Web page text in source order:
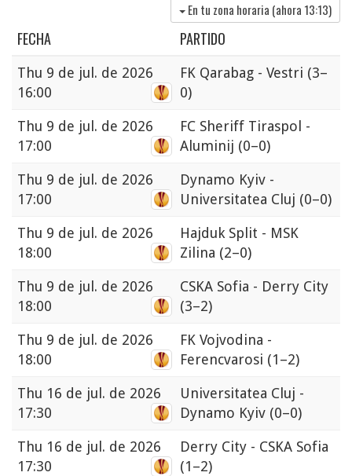
En tu zona horaria (ahora 13:13)
FECHA PARTIDO
Thu 9 de jul. de 2026
16:00
FK Qarabag - Vestri (3–
0)
Thu 9 de jul. de 2026
17:00
FC Sheriff Tiraspol -
Aluminij (0–0)
Thu 9 de jul. de 2026
17:00
Dynamo Kyiv -
Universitatea Cluj (0–0)
Thu 9 de jul. de 2026
18:00
Hajduk Split - MSK
Zilina (2–0)
Thu 9 de jul. de 2026
18:00
CSKA Sofia - Derry City
(3–2)
Thu 9 de jul. de 2026
18:00
FK Vojvodina -
Ferencvarosi (1–2)
Thu 16 de jul. de 2026
17:30
Universitatea Cluj -
Dynamo Kyiv (0–0)
Thu 16 de jul. de 2026
17:30
Derry City - CSKA Sofia
(1–2)